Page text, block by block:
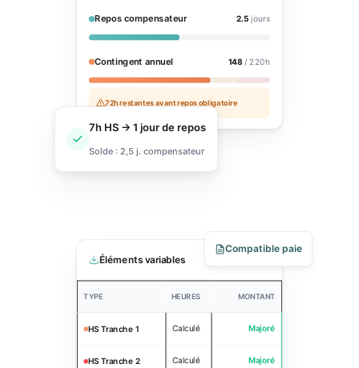
Repos compensateur 2.5 jours
Contingent annuel 148 / 220h
72h restantes avant repos obligatoire
7h HS → 1 jour de repos
Solde : 2,5 j. compensateur
Compatible paie
Éléments variables
TYPE HEURES MONTANT
HS Tranche 1 Calculé Majoré
HS Tranche 2 Calculé Majoré